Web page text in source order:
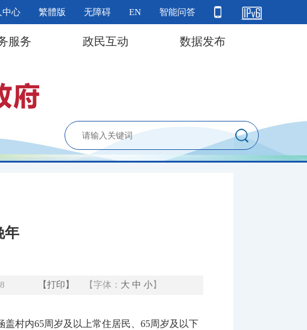
中心 繁體版 无障碍 EN 智能问答
服务 政民互动 数据发布
年
【打印】 【字体： 大 中 小】
村内65周岁及以上常住居民、65周岁及以下